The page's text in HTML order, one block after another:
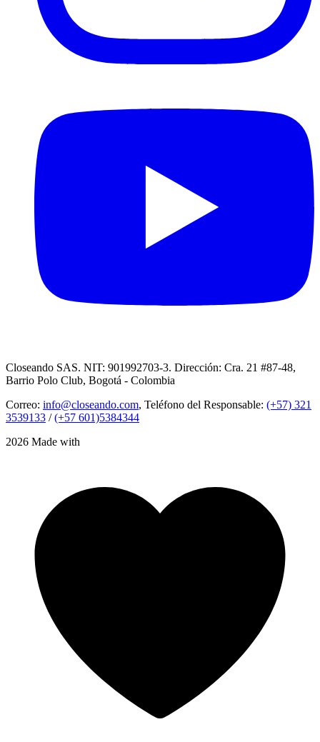
Closeando SAS. NIT: 901992703-3. Dirección: Cra. 21 #87-48,
Barrio Polo Club, Bogotá - Colombia
Correo: info@closeando.com, Teléfono del Responsable: (+57) 321
3539133 /(+57 601)5384344
2026 Made with